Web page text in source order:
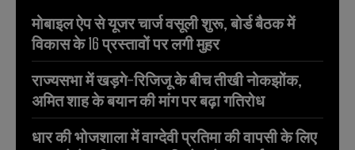
मोबाइल ऐप से यूजर चार्ज वसूली शुरू, बोर्ड बैठक में
विकास के 16 प्रस्तावों पर लगी मुहर
राज्यसभा में खड़गे-रिजिजू के बीच तीखी नोकझोंक,
अमित शाह के बयान की मांग पर बढ़ा गतिरोध
धार की भोजशाला में वाग्देवी प्रतिमा की वापसी के लिए